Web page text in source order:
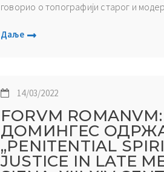
говорио о топографији старог и
Даље
14/03/2022
FORVM
ДОМИНГЕС
„PENITENTIAL
JUSTICE IN LATE